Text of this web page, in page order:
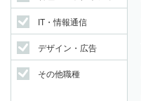
IT・情報通信
デザイン・広告
その他職種